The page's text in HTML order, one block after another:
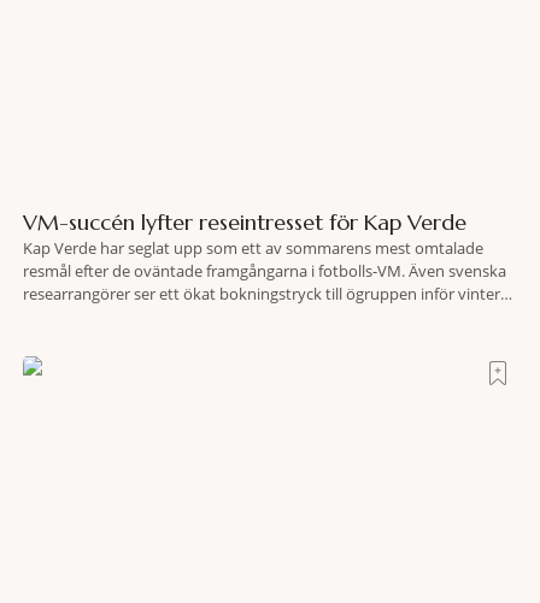
VM-succén lyfter reseintresset för Kap Verde
Kap Verde har seglat upp som ett av sommarens mest omtalade
resmål efter de oväntade framgångarna i fotbolls-VM. Även svenska
researrangörer ser ett ökat bokningstryck till ögruppen inför vintern.
motsvarande vecka i